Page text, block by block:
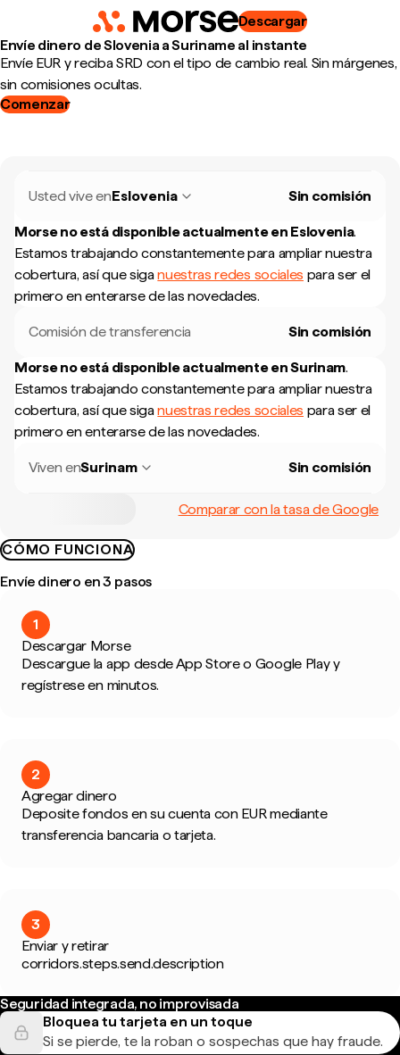
Descargar
Envíe dinero de Slovenia a Suriname al instante
Envíe EUR y reciba SRD con el tipo de cambio real. Sin márgenes,
sin comisiones ocultas.
Comenzar
Usted vive enEslovenia Sin comisión
Morse no está disponible actualmente en Eslovenia.
Estamos trabajando constantemente para ampliar nuestra
cobertura, así que siganuestras redes sociales para ser el
primero en enterarse de las novedades.
Comisión de transferencia Sin comisión
Morse no está disponible actualmente enSurinam.
Estamos trabajando constantemente para ampliar nuestra
cobertura, así que siganuestras redes sociales para ser el
primero en enterarse de las novedades.
Viven enSurinam Sin comisión
Comparar con la tasa de Google
CÓMO FUNCIONA
Envíe dinero en 3 pasos
1
Descargar Morse
Descargue la app desde App Store o Google Play y
regístrese en minutos.
2
Agregar dinero
Deposite fondos en su cuenta con EUR mediante
transferencia bancaria o tarjeta.
3
Enviar y retirar
corridors.steps.send.description
Seguridad integrada, no improvisada
Bloquea tu tarjeta en un toque
Si se pierde, te la roban o sospechas que hay fraude.